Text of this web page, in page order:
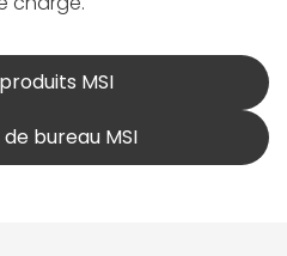
MSI
bureau MSI